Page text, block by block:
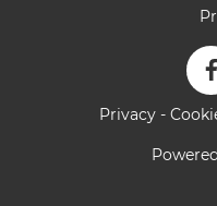
Privacy -